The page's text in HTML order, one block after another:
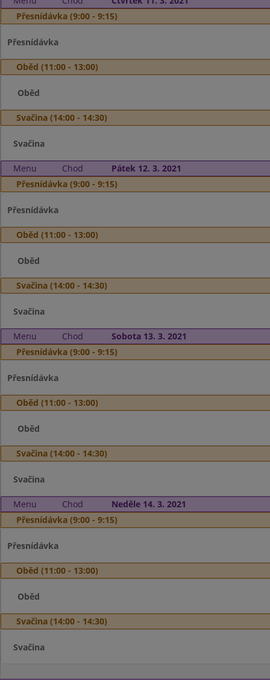
Přesnídávka (9:00 - 9:15)
Přesnídávka
Oběd (11:00 - 13:00)
Oběd
Svačina (14:00 - 14:30)
Svačina
Menu Chod
Pátek 12. 3. 2021
Přesnídávka (9:00 - 9:15)
Přesnídávka
Oběd (11:00 - 13:00)
Oběd
Svačina (14:00 - 14:30)
Svačina
Menu Chod
Sobota 13. 3. 2021
Přesnídávka (9:00 - 9:15)
Přesnídávka
Oběd (11:00 - 13:00)
Oběd
Svačina (14:00 - 14:30)
Svačina
Menu Chod
Neděle 14. 3. 2021
Přesnídávka (9:00 - 9:15)
Přesnídávka
Oběd (11:00 - 13:00)
Oběd
Svačina (14:00 - 14:30)
Svačina